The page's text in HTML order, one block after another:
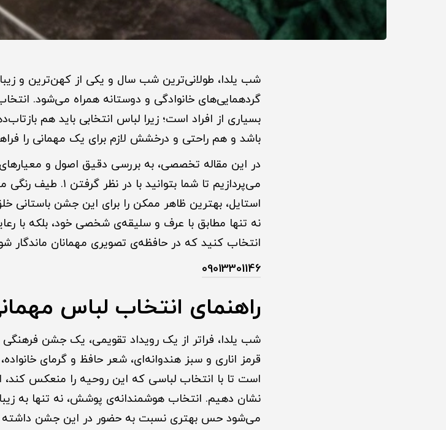
شب یلدا، طولانی‌ترین شب سال و یکی از کهن‌ترین و
گردهمایی‌های خانوادگی و دوستانه همراه می‌شود.
بسیاری از افراد است؛ زیرا لباس انتخابی باید هم
باشد و هم راحتی و درخشش لازم برای یک مهمانی را
در این مقاله تخصصی، به بررسی دقیق اصول و
استایل، بهترین ظاهر ممکن را برای این جشن باستانی
نه تنها مطابق با عرف و سلیقه‌ی شخصی خود، بلکه با
انتخاب کنید که در حافظه‌ی تصویری مهمانان ماندگار
09013301146
راهنمای انتخاب لباس
شب یلدا، فراتر از یک رویداد تقویمی، یک جشن
قرمز اناری و سبز هندوانه‌ای، شعر حافظ و گرمای
است تا با انتخاب لباسی که این روحیه را منعکس کند،
نشان دهیم. انتخاب هوشمندانه‌ی پوشش، نه تنها به
می‌شود حس بهتری نسبت به حضور در این جشن داشته